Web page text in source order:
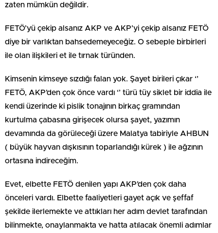
zaten mümkün değildir.
FETÖ’yü çekip alsanız AKP ve AKP’yi çekip alsanız FETÖ
diye bir varlıktan bahsedemeyeceğiz. O sebeple birbirleri
ile olan ilişkileri et ile tırnak türünden.
Kimsenin kimseye sızdığı falan yok. Şayet birileri çıkar ‘’
FETÖ, AKP’den çok önce vardı ‘’ türü tüy siklet bir iddia ile
kendi üzerinde ki pislik tonajının birkaç gramından
kurtulma çabasına girişecek olursa şayet, yazımın
devamında da görüleceği üzere Malatya tabiriyle AHBUN
( büyük hayvan dışkısının toparlandığı kürek ) ile ağzının
ortasına indireceğim.
Evet, elbette FETÖ denilen yapı AKP’den çok daha
önceleri vardı. Elbette faaliyetleri gayet açık ve şeffaf
şekilde ilerlemekte ve attıkları her adım devlet tarafından
bilinmekte, onaylanmakta ve hatta atılacak önemli adımlar